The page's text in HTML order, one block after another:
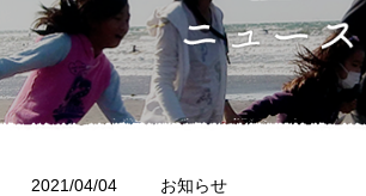
2021/04/04 お知らせ